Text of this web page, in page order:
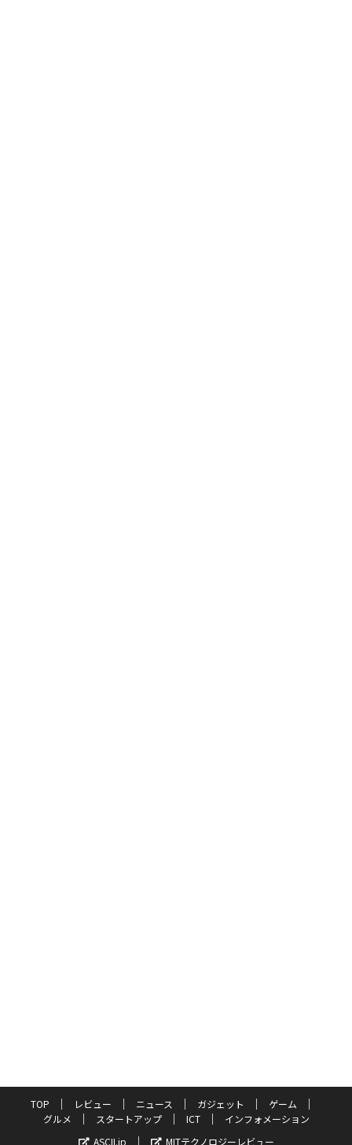
TOP レビュー ニュース ガジェット
ゲーム
グルメ
スタートアップ ICT
インフォメーション
ASCII.jp
MITテクノロジーレビュー